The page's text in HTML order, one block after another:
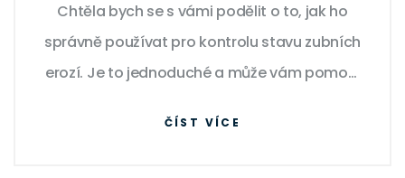
Chtěla bych se s vámi podělit o to, jak ho
správně používat pro kontrolu stavu zubních
erozí. Je to jednoduché a může vám pomoci
ČÍST VÍCE